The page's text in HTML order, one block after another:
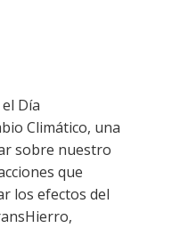
Día
Climático, una
sobre nuestro
que
los efectos del